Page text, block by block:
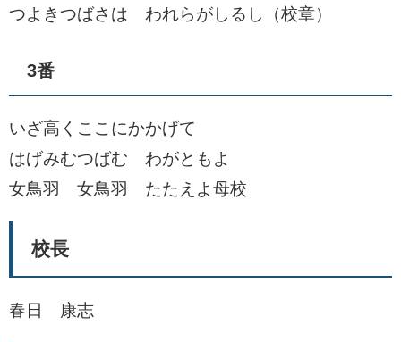
つよきつばさは われらがしるし（校章）
3番
いざ高くここにかかげて
はげみむつばむ わがともよ
女鳥羽 女鳥羽 たたえよ母校
校長
春日 康志